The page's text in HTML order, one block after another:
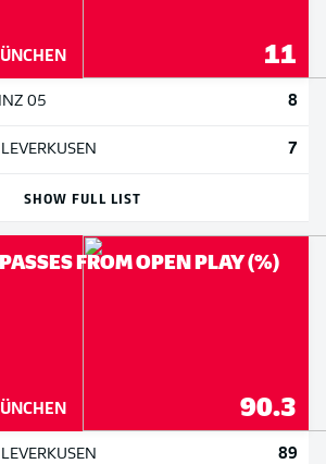
11
05 8
7
SHOW FULL LIST
FROM OPEN PLAY (%)
90.3
89